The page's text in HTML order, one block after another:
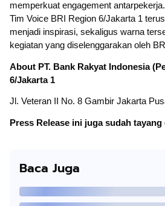
memperkuat engagement
Tim Voice BRI Region 6/Jakarta 1
menjadi inspirasi, sekaligus warna
kegiatan yang diselenggarakan oleh BRI
About PT. Bank Rakyat Indonesia
6/Jakarta 1
Jl. Veteran II No. 8 Gambir Jakarta
Press Release ini juga sudah tayang
Baca Juga